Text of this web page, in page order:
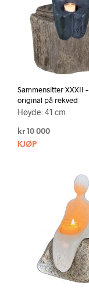
Sammensitter XXXII –
original på rekved
Høyde: 41 cm
kr 10 000
KJØP